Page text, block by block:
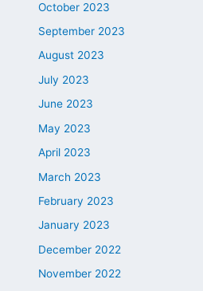
October 2023
September 2023
August 2023
July 2023
June 2023
May 2023
April 2023
March 2023
February 2023
January 2023
December 2022
November 2022